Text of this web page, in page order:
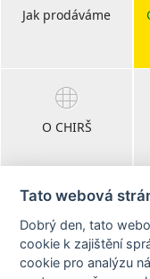
Jak prodáváme
O CHIRŠ
Blog
realitní články
Tato webová
Dobrý den, tato
cookie k zajištění
cookie pro analýzu